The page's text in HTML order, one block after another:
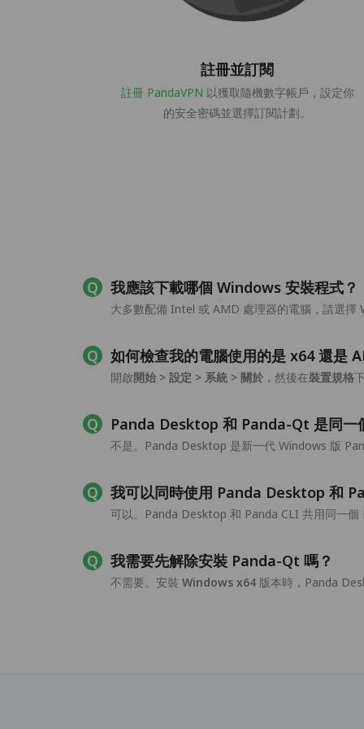
註冊並訂閱
註冊 PandaVPN 以獲取隨機數字帳戶，設定你
的安全密碼並選擇訂閱計劃。
我應該下載哪個 Windows 安裝程式？
大多數配備 Intel 或 AMD 處理器的電腦，請選
如何檢查我的電腦使用的是 x64 還是
開啟開始 > 設定 > 系統 > 關於 ，然後在裝置規格
Panda Desktop 和 Panda-Qt 是同一
不是。Panda Desktop 是新一代 Windows 版
我可以同時使用 Panda Desktop 和
可以。Panda Desktop 和 Panda CLI 共用同一
我需要先解除安裝 Panda-Qt 嗎？
不需要。安裝 Windows x64 版本時，Panda